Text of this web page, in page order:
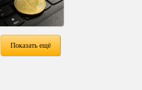
Показать ещё